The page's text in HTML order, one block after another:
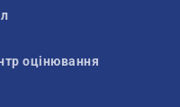
оцінювання